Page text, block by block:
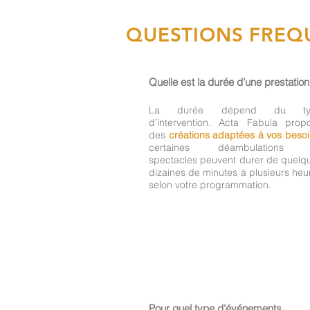
QUESTIONS
Quelle est la durée d’une
La durée dépend du
d’intervention. Acta Fabula
des créations adaptées à vos
certaines déambulations
spectacles peuvent durer de
dizaines de minutes à plusieurs
selon votre programmation.